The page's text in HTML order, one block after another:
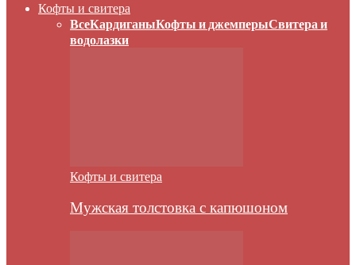
Кофты и свитера
ВсеКардиганыКофты и джемперыСвитера и
водолазки
Кофты и свитера
Мужская толстовка с капюшоном